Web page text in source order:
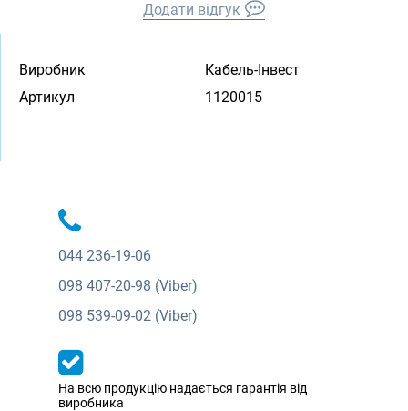
Додати відгук
Виробник
Кабель-Інвест
Артикул
1120015
044 236-19-06
098 407-20-98 (Viber)
098 539-09-02 (Viber)
На всю продукцію надається гарантія від
виробника